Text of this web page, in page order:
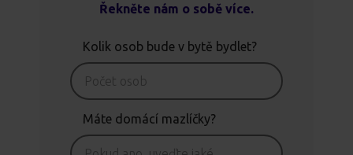
Řekněte nám o sobě více.
Kolik osob bude v bytě bydlet?
Máte domácí mazlíčky?